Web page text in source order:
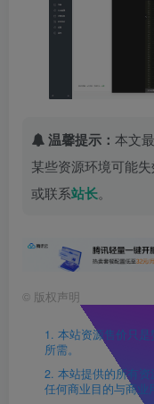
温馨提示： 本文
某些资源环境可能
或联系站长。
© 版权声明
1. 本站资源售价只
所需。
2. 本站提供的所有
任何商业目的与商业